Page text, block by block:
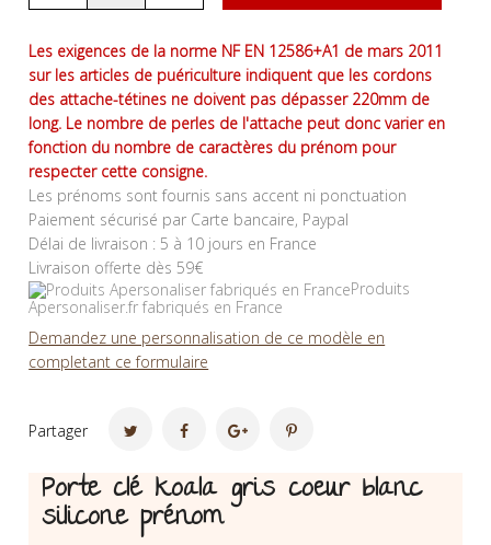
Les exigences de la norme NF EN 12586+A1 de mars 2011
sur les articles de puériculture indiquent que les cordons
des attache-tétines ne doivent pas dépasser 220mm de
long. Le nombre de perles de l'attache peut donc varier en
fonction du nombre de caractères du prénom pour
respecter cette consigne.
Les prénoms sont fournis sans accent ni ponctuation
Paiement sécurisé par Carte bancaire, Paypal
Délai de livraison : 5 à 10 jours en France
Livraison offerte dès 59€
Produits
Apersonaliser.fr fabriqués en France
Demandez une personnalisation de ce modèle en
completant ce formulaire
Partager
Porte clé koala gris coeur blanc
silicone prénom